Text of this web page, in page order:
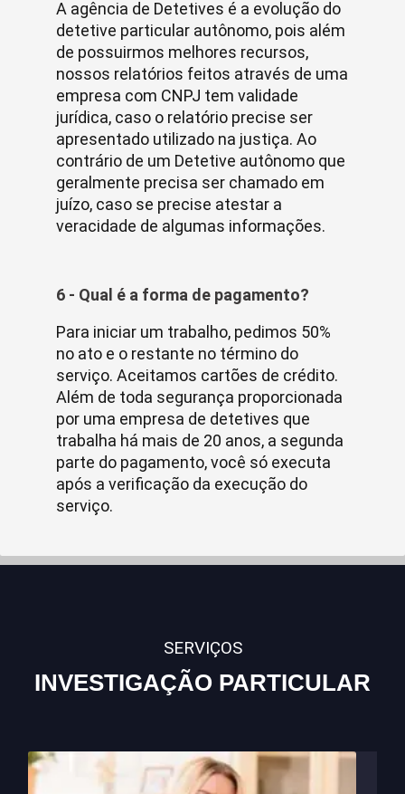
A agência de Detetives é a evolução do
detetive particular autônomo, pois além
de possuirmos melhores recursos,
nossos relatórios feitos através de uma
empresa com CNPJ tem validade
jurídica, caso o relatório precise ser
apresentado utilizado na justiça. Ao
contrário de um Detetive autônomo que
geralmente precisa ser chamado em
juízo, caso se precise atestar a
veracidade de algumas informações.
6 - Qual é a forma de pagamento?
Para iniciar um trabalho, pedimos 50%
no ato e o restante no término do
serviço. Aceitamos cartões de crédito.
Além de toda segurança proporcionada
por uma empresa de detetives que
trabalha há mais de 20 anos, a segunda
parte do pagamento, você só executa
após a verificação da execução do
serviço.
SERVIÇOS
INVESTIGAÇÃO PARTICULAR